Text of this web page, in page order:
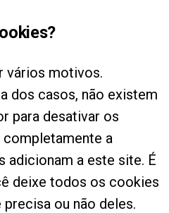
vários motivos.
dos casos, não existem
para desativar os
a
adicionam a este site. É
deixe todos os cookies
ou não deles.